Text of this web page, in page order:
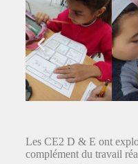
Les CE2 D & E ont
complément du travail